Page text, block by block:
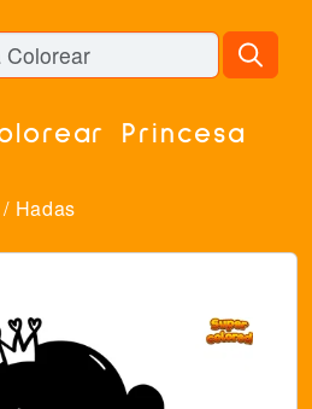
Princesa
/ Hadas